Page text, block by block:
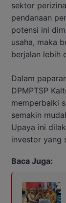
sektor
pendanaan
potensi ini
usaha, maka
berjalan lebih
Dalam
DPMPTSP
memperbaiki
semakin
Upaya ini
investor yang
Baca Juga: